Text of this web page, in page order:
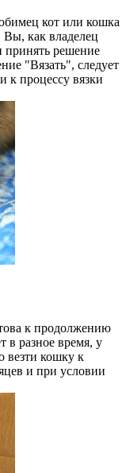
кот или кошка
Вы, как владелец
принять решение
"Вязать", следует
к процессу вязки
к продолжению
в разное время, у
везти кошку к
и при условии